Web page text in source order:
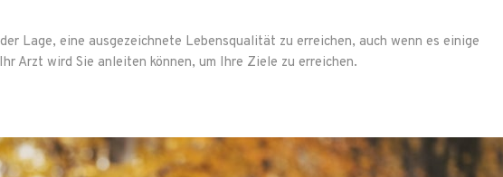
Lage, eine ausgezeichnete Lebensqualität zu erreichen, auch wenn es einige
Arzt wird Sie anleiten können, um Ihre Ziele zu erreichen.